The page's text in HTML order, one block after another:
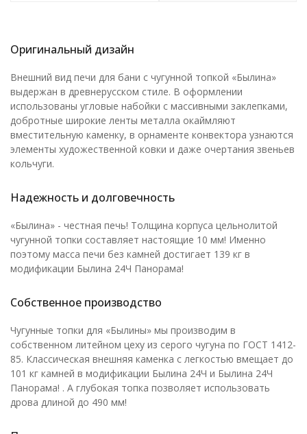
Оригинальный дизайн
Внешний вид печи для бани с чугунной топкой «Былина»
выдержан в древнерусском стиле. В оформлении
использованы угловые набойки с массивными заклепками,
добротные широкие ленты металла окаймляют
вместительную каменку, в орнаменте конвектора узнаются
элементы художественной ковки и даже очертания звеньев
кольчуги.
Надежность и долговечность
«Былина» - честная печь! Толщина корпуса цельнолитой
чугунной топки составляет настоящие 10 мм! Именно
поэтому масса печи без камней достигает 139 кг в
модификации Былина 24Ч Панорама!
Собственное производство
Чугунные топки для «Былины» мы производим в
собственном литейном цеху из серого чугуна по ГОСТ 1412-
85. Классическая внешняя каменка с легкостью вмещает до
101 кг камней в модификации Былина 24Ч и Былина 24Ч
Панорама! . А глубокая топка позволяет использовать
дрова длиной до 490 мм!